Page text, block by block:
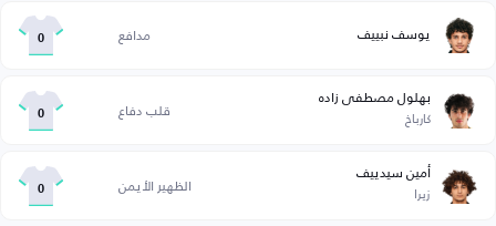
يوسف نبييف مدافع 0
بهلول مصطفى زاده
كارباخ قلب دفاع 0
أمين سيدييف
زيرا الظهير الأيمن 0